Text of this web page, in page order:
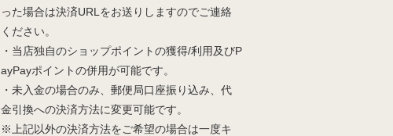
った場合は決済URLをお送りしますのでご連絡
ください。
・当店独自のショップポイントの獲得/利用及びP
ayPayポイントの併用が可能です。
・未入金の場合のみ、郵便局口座振り込み、代
金引換への決済方法に変更可能です。
※上記以外の決済方法をご希望の場合は一度キ